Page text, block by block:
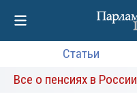
Статьи
Все о пенсиях в России